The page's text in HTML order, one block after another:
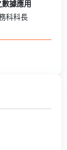
據應用
科科長